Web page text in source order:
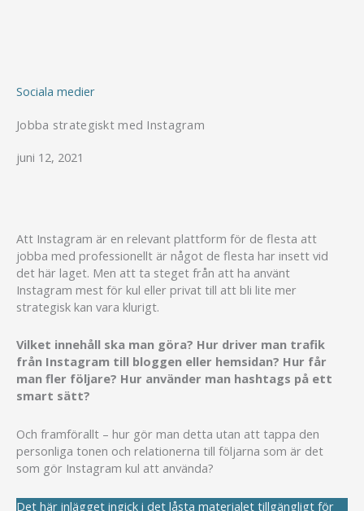
Sociala medier
Jobba strategiskt med Instagram
juni 12, 2021
Att Instagram är en relevant plattform för de flesta att
jobba med professionellt är något de flesta har insett vid
det här laget. Men att ta steget från att ha använt
Instagram mest för kul eller privat till att bli lite mer
strategisk kan vara klurigt.
Vilket innehåll ska man göra? Hur driver man trafik
från Instagram till bloggen eller hemsidan? Hur får
man fler följare? Hur använder man hashtags på ett
smart sätt?
Och framförallt – hur gör man detta utan att tappa den
personliga tonen och relationerna till följarna som är det
som gör Instagram kul att använda?
Det här inlägget ingick i det låsta materialet tillgängligt för